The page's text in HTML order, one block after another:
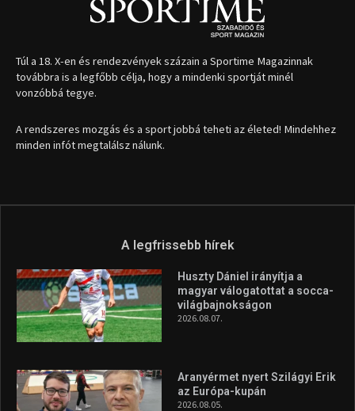
Túl a 18. X-en és rendezvények százain a Sportime Magazinnak
továbbra is a legfőbb célja, hogy a mindenki sportját minél
vonzóbbá tegye.
A rendszeres mozgás és a sport jobbá teheti az életed! Mindehhez
minden infót megtalálsz nálunk.
A legfrissebb hírek
Huszty Dániel irányítja a
magyar válogatottat a socca-
világbajnokságon
2026.08.07.
Aranyérmet nyert Szilágyi Erik
az Európa-kupán
2026.08.05.